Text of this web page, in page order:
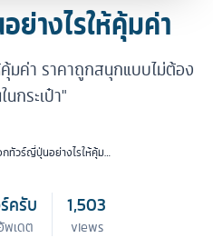
างไรให้คุ้มค่า
คุ้มค่า ราคาถูกสนุกแบบไม่ต้อง
นกระเป๋า"
กทัวร์ญี่ปุ่นอย่างไรให้คุ้ม
ครับ
พเดต
1,503
views